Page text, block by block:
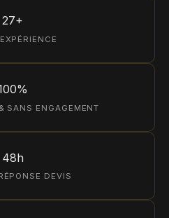
27+
SANS ENGAGEMENT
48h
DEVIS